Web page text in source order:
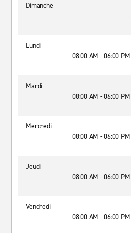
Dimanche
-
Lundi
08:00 AM - 06:00 PM
Mardi
08:00 AM - 06:00 PM
Mercredi
08:00 AM - 06:00 PM
Jeudi
08:00 AM - 06:00 PM
Vendredi
08:00 AM - 06:00 PM